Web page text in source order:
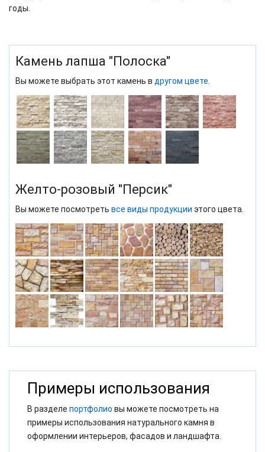
годы.
Камень лапша "Полоска"
Вы можете выбрать этот камень в другом цвете
Желто-розовый "Персик"
Вы можете посмотреть все виды продукции этого цвета.
Примеры использования
В разделе портфолио вы можете посмотреть на
примеры использования натурального камня в
оформлении интерьеров, фасадов и ландшафта.